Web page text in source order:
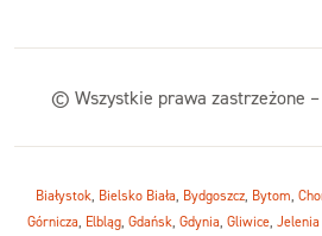
© Wszystkie prawa zastrzeżone
Białystok, Bielsko Biała, Bydgoszcz, Bytom,
Górnicza, Elbląg, Gdańsk, Gdynia, Gliwice, Jelenia